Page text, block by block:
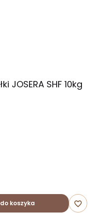
JOSERA SHF 10kg
koszyka favorite_border